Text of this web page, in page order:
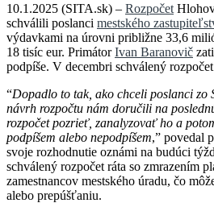
10.1.2025 (SITA.sk) – Rozpočet
schválili poslanci mestského
výdavkami na úrovni približne 33,6
18 tisíc eur. PrimátorIvan Baranovič
podpíše. V decembri schválený
“Dopadlo to tak, ako chceli poslanci zo
návrh rozpočtu nám doručili na
rozpočet pozrieť, zanalyzovať ho a
podpíšem alebo nepodpíšem,” povedal
svoje rozhodnutie oznámi na budúci
schválený rozpočet ráta so zmrazením
zamestnancov mestského úradu, čo
alebo prepúšťaniu.